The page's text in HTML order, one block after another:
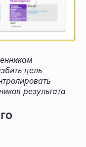
цель
результата